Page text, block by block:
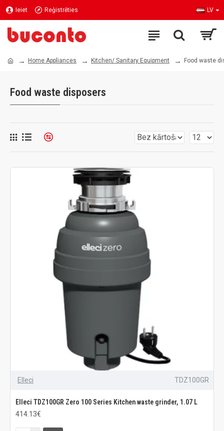
Ieiet Reģistrēties LV
Home Appliances Kitchen/ Sanitary Equipment Food waste
Food waste disposers
Elleci TDZ100GR
Elleci TDZ100GR Zero 100 Series Kitchen waste grinder, 1.07 L
414.13€